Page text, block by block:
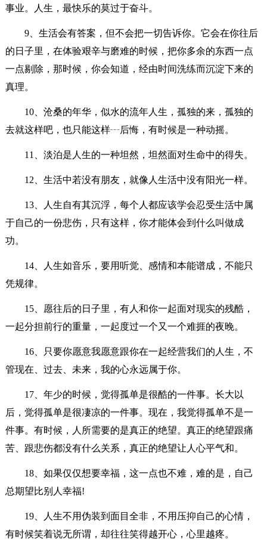
事业。人生，最快乐的莫过于奋斗。
9、生活会有答案，但不会把一切告诉你。它会在你往后
的日子里，在体验艰辛与磨难的时候，把你多余的东西一点
一点剔除，那时候，你会知道，经由时间洗练而沉淀下来的
真理。
10、沧桑的年华，似水的流年人生，孤独的来，孤独的
去就这样吧，也只能这样┄后悔，有时候是一种动摇。
11、淡泊是人生的一种坦然，坦然面对生命中的得失。
12、生活中若没有朋友，就像人生活中没有阳光一样。
13、人生自有其沉浮，每个人都应该学会忍受生活中属
于自己的一份悲伤，只有这样，你才能体会到什么叫做成
功。
14、人生如音乐，要用听觉、感情和本能谱成，不能只
凭规律。
15、愿往后的日子里，有人和你一起面对现实的残酷，
一起分担前行的重量，一起度过一个又一个难捱的夜晚。
16、只要你愿意我愿意跟你在一起经营我们的人生，不
管现在、过去、未来，我的心永远属于你。
17、年少的时候，觉得孤单是很酷的一件事。长大以
后，觉得孤单是很凄凉的一件事。现在，我觉得孤单不是一
件事。有时候，人所需要的是真正的绝望。真正的绝望跟痛
苦、跟悲伤都没有什么关系，真正的绝望让人心平气和。
18、如果仅仅想要幸福，这一点也不难，难的是，自己
总期望比别人幸福!
19、人生不用伪装到面目全非，不用压抑自己的心情，
有时候笑着说无所谓，却往往笑得越开心，心里越疼。